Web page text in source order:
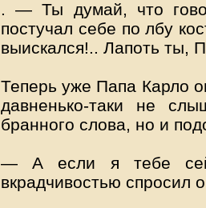
. — Ты думай, что
постучал себе по лбу
выискался!.. Лапоть ты,
Теперь уже Папа Карло
давненько-таки не
бранного слова, но и
— А если я тебе
вкрадчивостью спросил